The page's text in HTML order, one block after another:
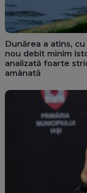
Dunărea a atins,
nou debit minim
analizată foarte
amânată